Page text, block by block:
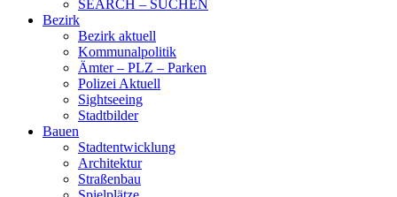
SEARCH – SUCHEN
Bezirk
Bezirk aktuell
Kommunalpolitik
Ämter – PLZ – Parken
Polizei Aktuell
Sightseeing
Stadtbilder
Bauen
Stadtentwicklung
Architektur
Straßenbau